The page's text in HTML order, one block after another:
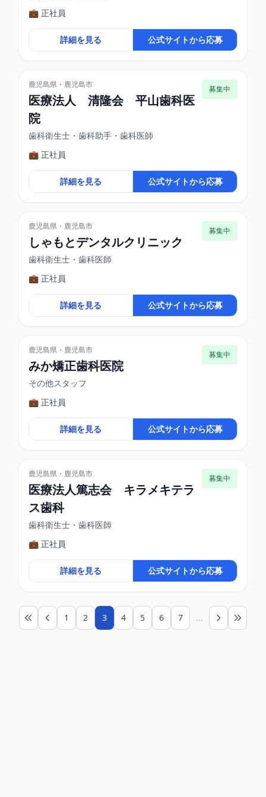
💼 正社員
詳細を見る 公式サイトから応募
鹿児島県・鹿児島市
医療法人 清隆会 平山歯科医
院
歯科衛生士・歯科助手・歯科医師
募集中
💼 正社員
詳細を見る 公式サイトから応募
鹿児島県・鹿児島市
しゃもとデンタルクリニック
歯科衛生士・歯科医師
募集中
💼 正社員
詳細を見る 公式サイトから応募
鹿児島県・鹿児島市
みか矯正歯科医院
その他スタッフ
募集中
💼 正社員
詳細を見る 公式サイトから応募
鹿児島県・鹿児島市
医療法人篤志会 キラメキテラ
ス歯科
歯科衛生士・歯科医師
募集中
💼 正社員
詳細を見る 公式サイトから応募
1 2 3 4 5 6 7 ...